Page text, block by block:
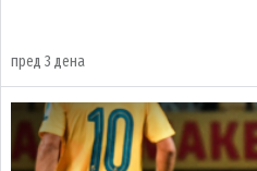
пред 3 дена